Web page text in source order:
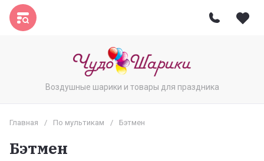
Воздушные шарики и товары для праздника
Главная / По мультикам / Бэтмен
Бэтмен